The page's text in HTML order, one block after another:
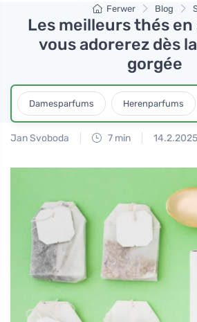
Ferwer Blog
Les meilleurs thés
vous adorerez dès
gorgée
Damesparfums Herenparfums
Jan Svoboda 7 min 14.2.2025